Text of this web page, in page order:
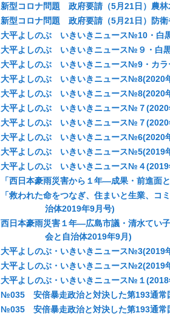
新型コロナ問題 政府要請（5月21日）農林
新型コロナ問題 政府要請（5月21日）防衛
大平よしのぶ いきいきニュース№10・白
大平よしのぶ いきいきニュース№９・白
大平よしのぶ いきいきニュース№9・カラ
大平よしのぶ いきいきニュース№8(2020
大平よしのぶ いきいきニュース№8(2020
大平よしのぶ いきいきニュース№７(2020
大平よしのぶ いきいきニュース№７(2020
大平よしのぶ いきいきニュース№6(2020
大平よしのぶ いきいきニュース№5(2019
大平よしのぶ いきいきニュース№４(2019
「西日本豪雨災害から１年―成果・前進面
「救われた命をつなぎ、住まいと生業、コ
治体2019年9月号)
西日本豪雨災害１年―広島市議・清水てい
会と自治体2019年9月)
大平よしのぶ・いきいきニュース№3(2019
大平よしのぶ・いきいきニュース№2(2019
大平よしのぶ・いきいきニュース№１
№035 安倍暴走政治と対決した第193通常
№035 安倍暴走政治と対決した第193通常